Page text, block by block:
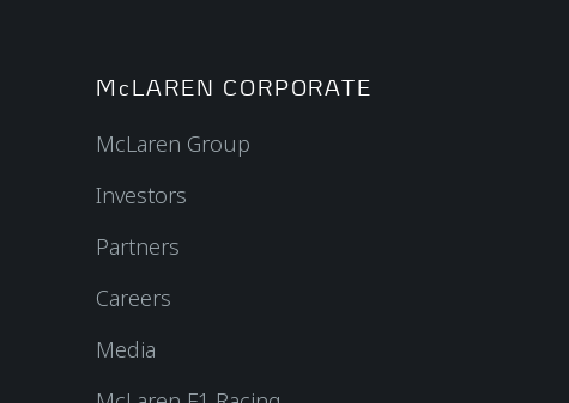
McLAREN CORPORATE
McLaren Group
Investors
Partners
Careers
Media